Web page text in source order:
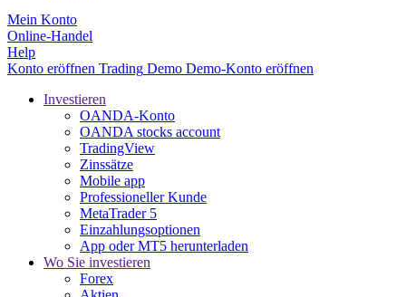
Mein Konto
Online-Handel
Help
Konto eröffnen Trading Demo Demo-Konto eröffnen
Investieren
OANDA-Konto
OANDA stocks account
TradingView
Zinssätze
Mobile app
Professioneller Kunde
MetaTrader 5
Einzahlungsoptionen
App oder MT5 herunterladen
Wo Sie investieren
Forex